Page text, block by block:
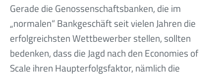
Gerade die Genossenschaftsbanken, die im
„normalen“ Bankgeschäft seit vielen Jahren die
erfolgreichsten Wettbewerber stellen, sollten
bedenken, dass die Jagd nach den Economies of
Scale ihren Haupterfolgsfaktor, nämlich die